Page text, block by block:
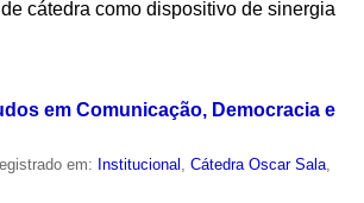
cátedra como dispositivo de sinergia
em Comunicação, Democracia e
em: Institucional ,Cátedra Oscar Sala,